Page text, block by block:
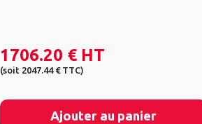
1706.20 € HT
(soit 2047.44 € TTC)
Ajouter au panier